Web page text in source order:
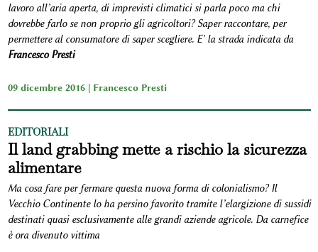
lavoro all’aria aperta, di imprevisti climatici si parla poco ma chi
dovrebbe farlo se non proprio gli agricoltori? Saper raccontare, per
permettere al consumatore di saper scegliere. E' la strada indicata da
Francesco Presti
09 dicembre 2016 | Francesco Presti
EDITORIALI
Il land grabbing mette a rischio la sicurezza
alimentare
Ma cosa fare per fermare questa nuova forma di colonialismo? Il
Vecchio Continente lo ha persino favorito tramite l’elargizione di sussidi
destinati quasi esclusivamente alle grandi aziende agricole. Da carnefice
è ora divenuto vittima